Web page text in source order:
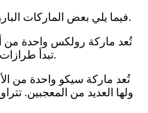
فيما يلي بعض الماركات البارزة التي لها شأن في مجال الساعات.
تُعد ماركة رولكس واحدة من
تبدأ طرازات النساء لهذه الماركة من 4000 دولار.
تُعد ماركة سيكو واحدة من